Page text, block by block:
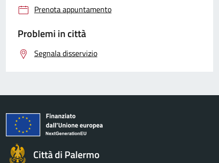
Prenota appuntamento
Problemi in città
Segnala disservizio
Città di Palermo